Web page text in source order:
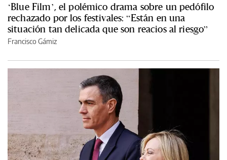
‘Blue Film’, el polémico drama sobre un pedófilo
rechazado por los festivales: “Están en una
situación tan delicada que son reacios al riesgo”
Francisco Gámiz